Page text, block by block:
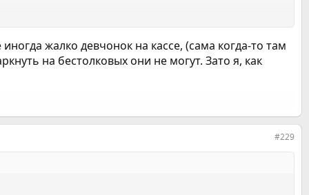
жалко девчонок на кассе, (сама когда-то там
на бестолковых они не могут. Зато я, как
#229